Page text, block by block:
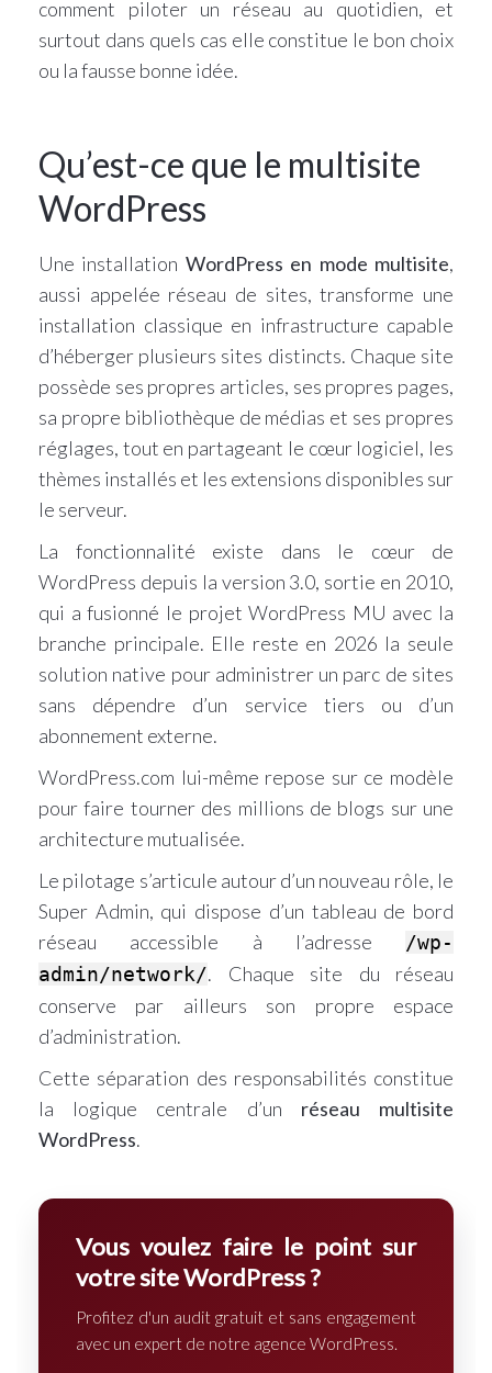
comment piloter un réseau au quotidien, et
surtout dans quels cas elle constitue le bon choix
ou la fausse bonne idée.
Qu’est-ce que le multisite
WordPress
Une installation WordPress en mode multisite,
aussi appelée réseau de sites, transforme une
installation classique en infrastructure capable
d’héberger plusieurs sites distincts. Chaque site
possède ses propres articles, ses propres pages,
sa propre bibliothèque de médias et ses propres
réglages, tout en partageant le cœur logiciel, les
thèmes installés et les extensions disponibles sur
le serveur.
La fonctionnalité existe dans le cœur de
WordPress depuis la version 3.0, sortie en 2010,
qui a fusionné le projet WordPress MU avec la
branche principale. Elle reste en 2026 la seule
solution native pour administrer un parc de sites
sans dépendre d’un service tiers ou d’un
abonnement externe.
WordPress.com lui-même repose sur ce modèle
pour faire tourner des millions de blogs sur une
architecture mutualisée.
Le pilotage s’articule autour d’un nouveau rôle, le
Super Admin, qui dispose d’un tableau de bord
réseau accessible à l’adresse
/wp-
admin/network/. Chaque site du réseau
conserve par ailleurs son propre espace
d’administration.
Cette séparation des responsabilités constitue
la logique centrale d’un réseau multisite
WordPress.
Vous voulez faire le point sur
votre site WordPress ?
Profitez d'un audit gratuit et sans engagement
avec un expert de notre agence WordPress.